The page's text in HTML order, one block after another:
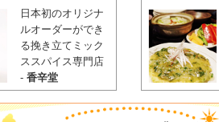
日本初のオリジナ
ルオーダーができ
る挽き立てミック
ススパイス専門店
- 香辛堂